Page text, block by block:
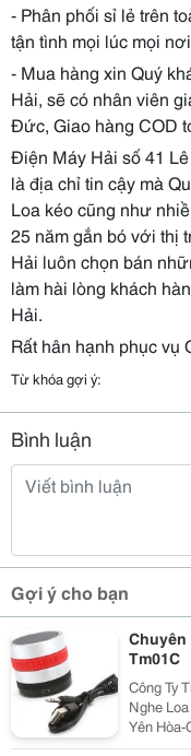
- Phân phối sỉ lẻ trên
tận tình mọi lúc mọi
- Mua hàng xin Quý
Hải, sẽ có nhân viên
Đức, Giao hàng COD
Điện Máy Hải số 41
là địa chỉ tin cậy mà
Loa kéo cũng như
25 năm gắn bó với thị
Hải luôn chọn bán
làm hài lòng khách
Hải.
Rất hân hạnh phục vụ
Từ khóa gợi ý:
Bình luận
Gợi ý cho bạn
Chuyên
Tm01C
Công Ty Tnhh
Nghe Loa Bluetoothe
Yên Hòa-Cầu Giấy-